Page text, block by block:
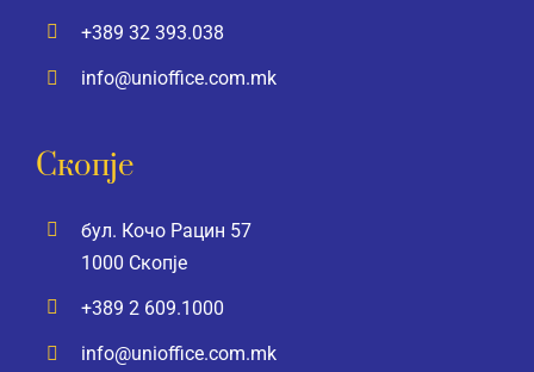
+389 32 393.038
info@unioffice.com.mk
Скопје
бул. Кочо Рацин 57
1000 Скопје
+389 2 609.1000
info@unioffice.com.mk